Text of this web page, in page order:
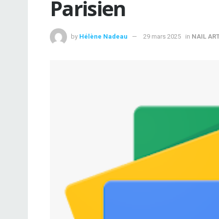
Parisien
by Hélène Nadeau 29 mars 2025 in NAIL